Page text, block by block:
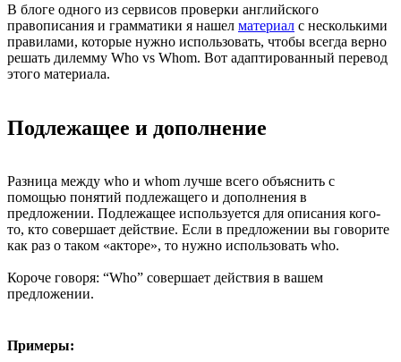
В блоге одного из сервисов проверки английского
правописания и грамматики я нашел материал с несколькими
правилами, которые нужно использовать, чтобы всегда верно
решать дилемму Who vs Whom. Вот адаптированный перевод
этого материала.
Подлежащее и дополнение
Разница между who и whom лучше всего объяснить с
помощью понятий подлежащего и дополнения в
предложении. Подлежащее используется для описания кого-
то, кто совершает действие. Если в предложении вы говорите
как раз о таком «акторе», то нужно использовать who.
Короче говоря: “Who” совершает действия в вашем
предложении.
Примеры: